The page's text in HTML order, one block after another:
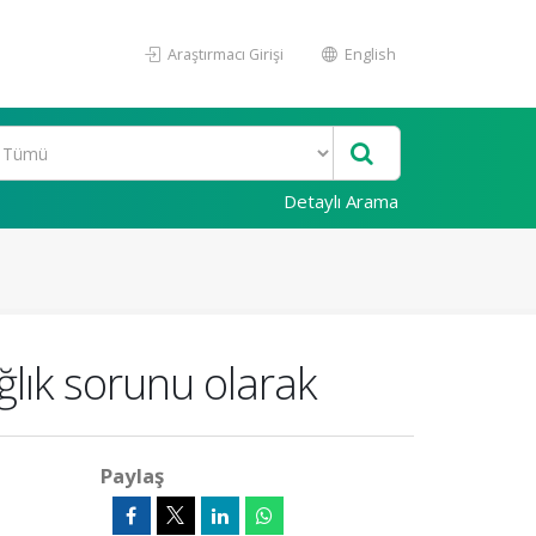
Araştırmacı Girişi English
Detaylı Arama
sorunu olarak
Paylaş